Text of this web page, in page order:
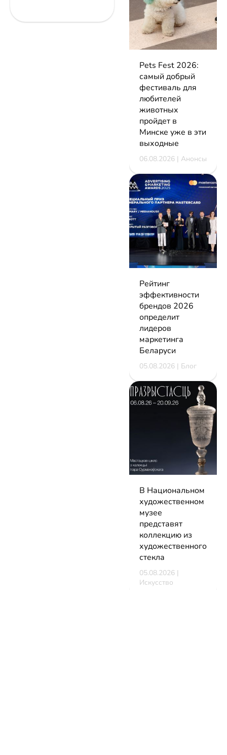
Pets Fest 2026:
самый добрый
фестиваль для
любителей
животных
пройдет в
Минске уже в эти
выходные
06.08.2026 | Анонсы
Рейтинг
эффективности
брендов 2026
определит
лидеров
маркетинга
Беларуси
05.08.2026 | Блог
В Национальном
художественном
музее
представят
коллекцию из
художественного
стекла
05.08.2026 |
Искусство